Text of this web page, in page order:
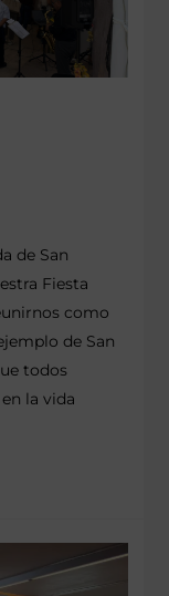
de San
Fiesta
como
de San
todos
la vida